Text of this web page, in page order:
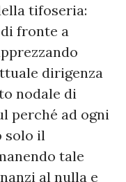
tifoseria:
fronte a
dirigenza
nodale di
perché ad ogni
solo il
tale
al nulla e